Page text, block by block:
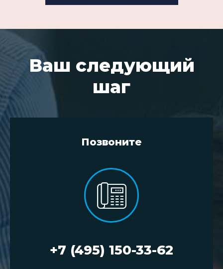
Ваш следующий
шаг
Позвоните
+7 (495) 150-33-62